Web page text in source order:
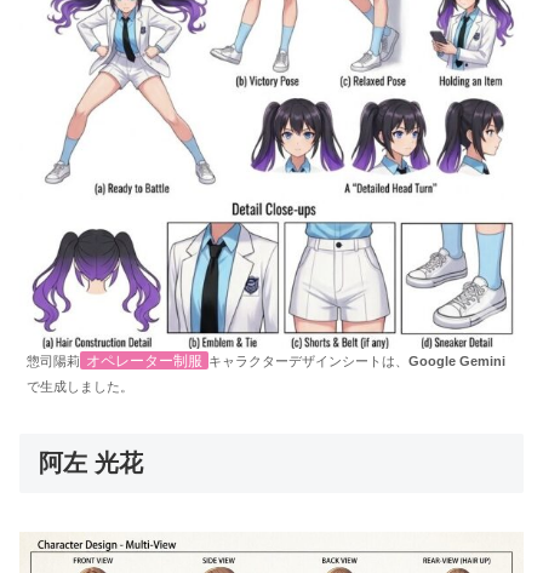
惣司陽莉 オペレーター制服 キャラクターデザインシートは、 Google Gemini
で生成しました。
阿左 光花